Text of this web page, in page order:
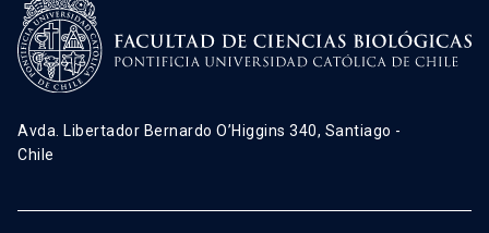
Avda. Libertador Bernardo O’Higgins 340, Santiago -
Chile